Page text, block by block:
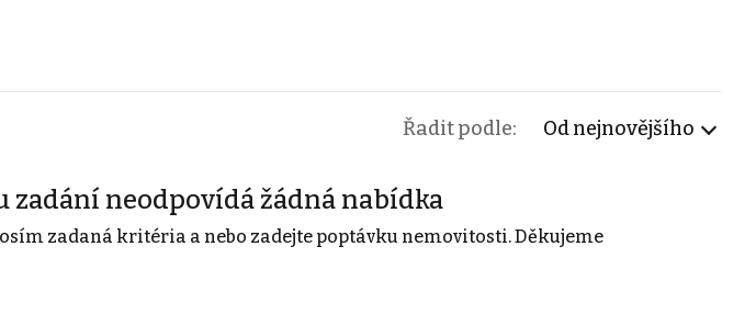
Řadit podle: Od nejnovějšího
zadání neodpovídá žádná nabídka
zadaná kritéria a nebo zadejte poptávku nemovitosti. Děkujeme